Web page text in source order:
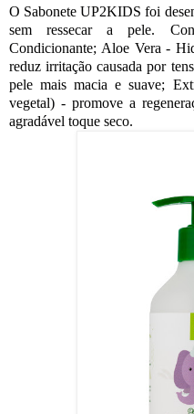
O Sabonete UP2KIDS foi
sem ressecar a pele.
Condicionante; Aloe Vera -
reduz irritação causada por
pele mais macia e suave;
vegetal) - promove a
agradável toque seco.